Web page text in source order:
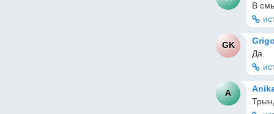
В
GK
Да.
A